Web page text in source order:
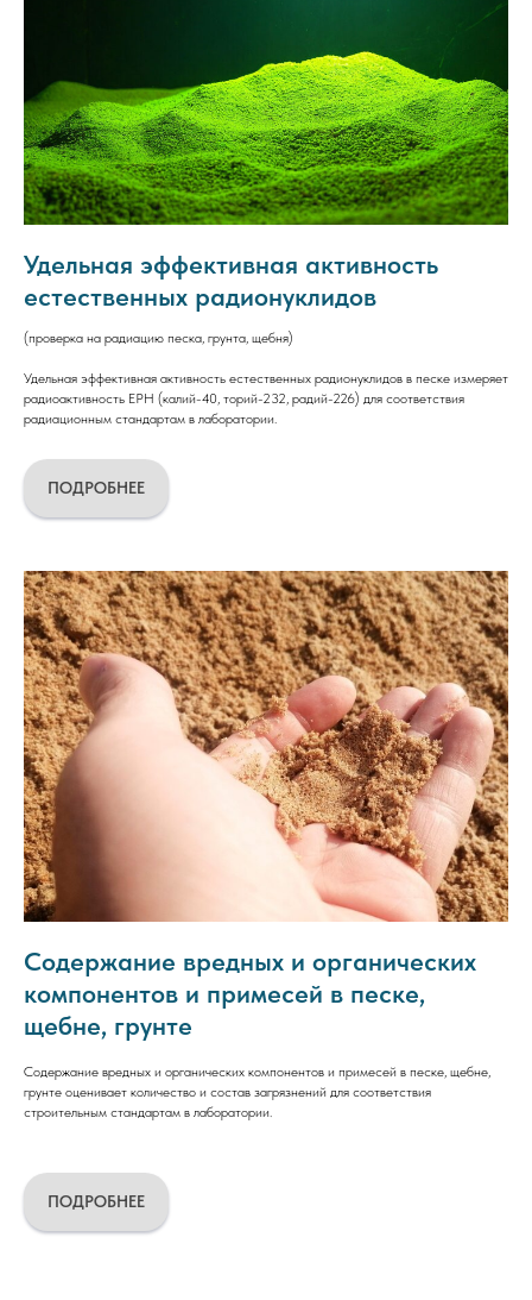
Удельная эффективная активность
естественных радионуклидов
(проверка на радиацию песка, грунта, щебня)
Удельная эффективная активность естественных радионуклидов в песке измеряет
радиоактивность ЕРН (калий-40, торий-232, радий-226) для соответствия
радиационным стандартам в лаборатории.
ПОДРОБНЕЕ
Содержание вредных и органических
компонентов и примесей в песке,
щебне, грунте
Содержание вредных и органических компонентов и примесей в песке, щебне,
грунте оценивает количество и состав загрязнений для соответствия
строительным стандартам в лаборатории.
ПОДРОБНЕЕ